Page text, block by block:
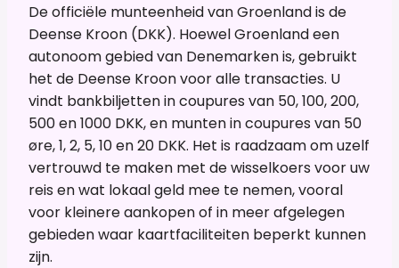
De officiële munteenheid van Groenland is de
Deense Kroon (DKK). Hoewel Groenland een
autonoom gebied van Denemarken is, gebruikt
het de Deense Kroon voor alle transacties. U
vindt bankbiljetten in coupures van 50, 100, 200,
500 en 1000 DKK, en munten in coupures van 50
øre, 1, 2, 5, 10 en 20 DKK. Het is raadzaam om uzelf
vertrouwd te maken met de wisselkoers voor uw
reis en wat lokaal geld mee te nemen, vooral
voor kleinere aankopen of in meer afgelegen
gebieden waar kaartfaciliteiten beperkt kunnen
zijn.